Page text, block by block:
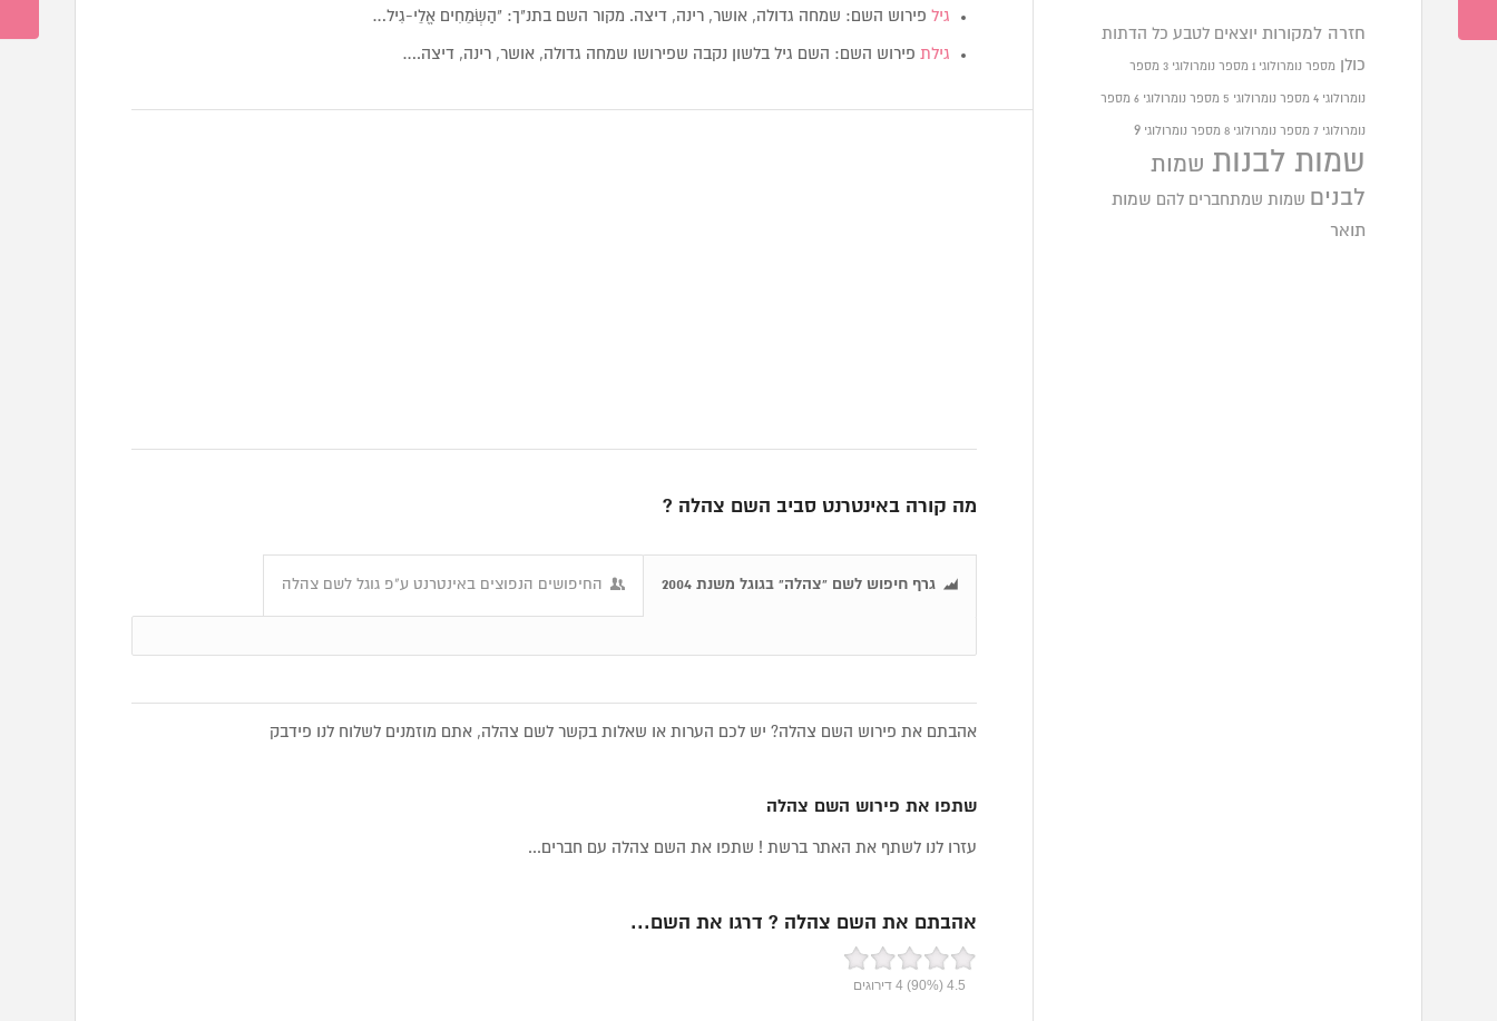
גיל פירוש השם: שמחה גדולה, אושר, רינה, דיצה. מקור השם בתנ"ך: "הַשְּׂמֵחִים אֱלֵי-גִיל…
גילת פירוש השם: השם גיל בלשון נקבה שפירושו שמחה גדולה, אושר, רינה, דיצה.…
מה קורה באינטרנט סביב השם צהלה ?
גרף חיפוש לשם "צהלה" בגוגל משנת 2004 החיפושים הנפוצים באינטרנט ע"פ גוגל לשם צהלה
אהבתם את פירוש השם צהלה? יש לכם הערות או שאלות בקשר לשם צהלה, אתם מוזמנים לשלוח לנו פידבק
שתפו את פירוש השם צהלה
עזרו לנו לשתף את האתר ברשת ! שתפו את השם צהלה עם חברים...
אהבתם את השם צהלה ? דרגו את השם...
4.5
(90%)
4דירוגים
חזרה למקורות יוצאים לטבע כל הדתות
כולן מספר נומרולוגי 1 מספר נומרולוגי 3 מספר
נומרולוגי 4 מספר נומרולוגי 5 מספר נומרולוגי 6 מספר
נומרולוגי 7 מספר נומרולוגי 8 מספר נומרולוגי9
שמות לבנות שמות
לבנים
שמות שמתחברים להם שמות
תואר